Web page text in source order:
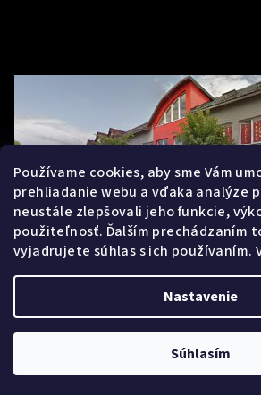
Používame cookies, aby sme Vám
prehliadanie webu a vďaka analýze
neustále zlepšovali jeho funkcie,
použiteľnosť. Ďalším prechádzaním
vyjadrujete súhlas s ich používaním.
Nastavenie
Súhlasím
Vytvoril Shoptet